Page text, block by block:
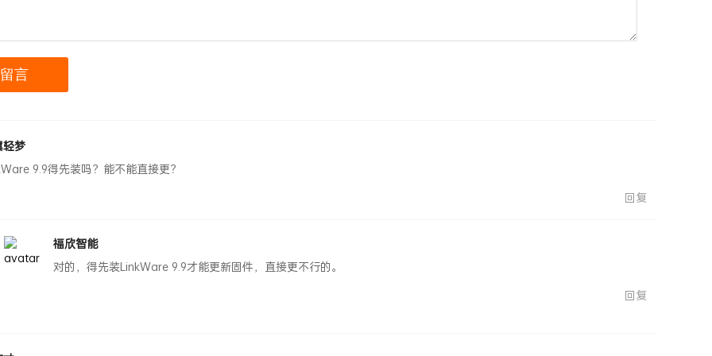
轻梦
9.9得先装吗？能不能直接更？
回复
福欣智能
对的，得先装LinkWare 9.9才能更新固件，直接更不行的。
回复